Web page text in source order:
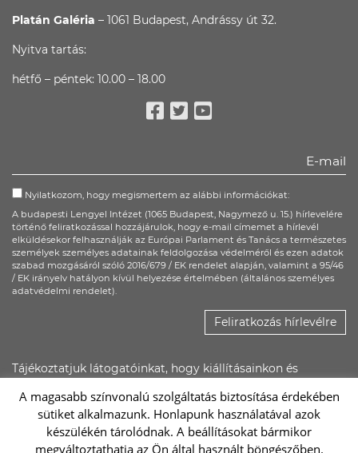
Platán Galéria – 1061 Budapest, Andrássy út 32.
Nyitva tartás:
hétfő – péntek: 10.00 – 18.00
Nyilatkozom, hogy megismertem az alábbi információkat:
A budapesti Lengyel Intézet (1065 Budapest, Nagymező u. 15.) hírlevelére
történő feliratkozással hozzájárulok, hogy e-mail címemet a hírlevél
elküldésekor felhasználják az Európai Parlament és Tanács a természetes
személyek személyes adatainak feldolgozása védelméről és ezen adatok
szabad mozgásáról szóló 2016/679 / EK rendelet alapján, valamint a 95/46
/ EK irányelv hatályon kívül helyezése értelmében (általános személyes
adatvédelmi rendelet).
Feliratkozás hírlevélre
Tájékoztatjuk látogatóinkat, hogy kiállításainkon és
Lengyel Intézet saját felületein, illetőleg promóciós
anyagaiban felhasználhatja.
A magasabb színvonalú szolgáltatás biztosítása érdekében
sütiket alkalmazunk. Honlapunk használatával azok
készülékén tárolódnak. A beállításokat bármikor
megváltoztathatja az Ön által használt böngészőben.